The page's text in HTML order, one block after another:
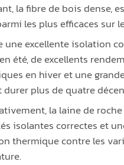
la fibre de bois dense,
les plus efficaces sur
une excellente isolation
été, de excellents
en hiver et une
plus de quatre
la laine de
isolantes correctes et
thermique contre les